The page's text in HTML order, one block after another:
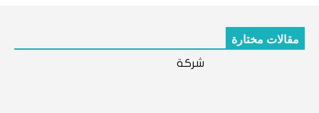
مقالات مختارة
شركة